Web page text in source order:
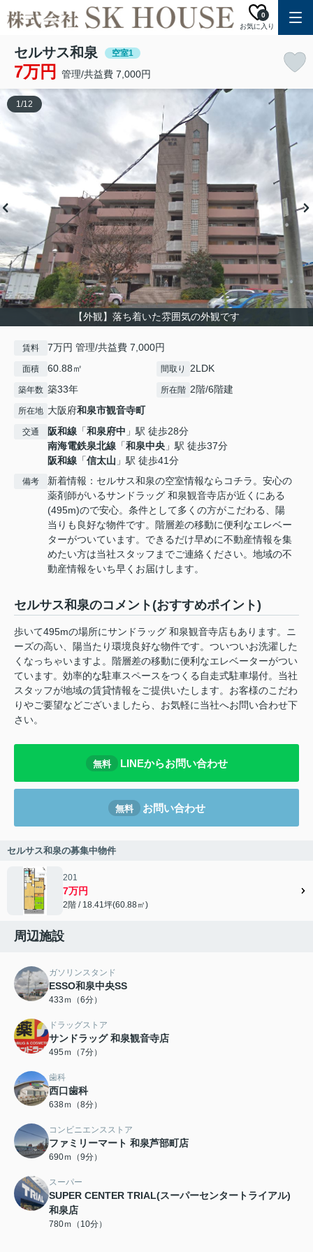
お気に入り
0
セルサス和泉 空室1
7万円 管理/共益費 7,000円
【外観】落ち着いた雰囲気の外観です
1/12
賃料 7万円 管理/共益費 7,000円
面積 60.88㎡ 間取り 2LDK
築年数 築33年 所在階 2階/6階建
所在地 大阪府和泉市観音寺町
交通 阪和線 「和泉府中 」駅 徒歩28分
南海電鉄泉北線 「和泉中央 」駅 徒歩37分
阪和線 「信太山 」駅 徒歩41分
備考
新着情報：セルサス和泉の空室情報ならコチラ。安心の
薬剤師がいるサンドラッグ 和泉観音寺店が近くにある
(495m)ので安心。条件として多くの方がこだわる、陽
当りも良好な物件です。階層差の移動に便利なエレベー
ターがついています。できるだけ早めに不動産情報を集
めたい方は当社スタッフまでご連絡ください。地域の不
動産情報をいち早くお届けします。
セルサス和泉のコメント(おすすめポイント)
歩いて495mの場所にサンドラッグ 和泉観音寺店もあります。ニ
ーズの高い、陽当たり環境良好な物件です。ついついお洗濯した
くなっちゃいますよ。階層差の移動に便利なエレベーターがつい
ています。効率的な駐車スペースをつくる自走式駐車場付。当社
スタッフが地域の賃貸情報をご提供いたします。お客様のこだわ
りやご要望などございましたら、お気軽に当社へお問い合わせ下
さい。
無料 LINEからお問い合わせ
無料 お問い合わせ
セルサス和泉の募集中物件
201
7万円
2階 / 18.41坪(60.88㎡)
周辺施設
ガソリンスタンド
ESSO和泉中央SS
433ｍ（6分）
ドラッグストア
サンドラッグ 和泉観音寺店
495ｍ（7分）
歯科
西口歯科
638ｍ（8分）
コンビニエンスストア
ファミリーマート 和泉芦部町店
690ｍ（9分）
スーパー
SUPER CENTER TRIAL(スーパーセンタートライアル)
和泉店
780ｍ（10分）